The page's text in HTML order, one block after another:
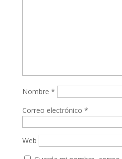
Nombre *
Correo electrónico *
Web